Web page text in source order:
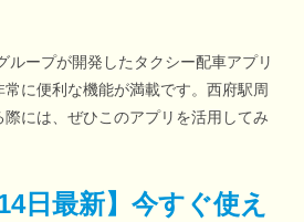
ループが開発したタクシー配車アプリ
に便利な機能が満載です。西府駅周
には、ぜひこのアプリを活用してみ
日最新】 今すぐ使え